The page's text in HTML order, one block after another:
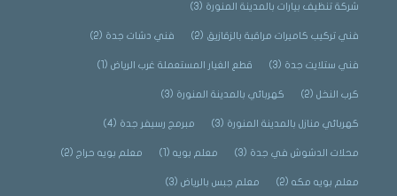
شركة تنظيف بيارات بالمدينة المنورة (3)
فني تركيب كاميرات مراقبة بالزقازيق (2) فني دشات جدة (2)
فني ستلايت جدة (3) قطع الغيار المستعملة غرب الرياض(1)
كرب النخل(2) كهربائي بالمدينة المنورة (3)
كهربائي منازل بالمدينة المنورة (3) مبرمج رسيفر جدة (4)
محلات الدشوش في جدة (3) معلم بويه(1) معلم بويه حراج (2)
معلم بويه مكه(2) معلم جبس بالرياض(3)